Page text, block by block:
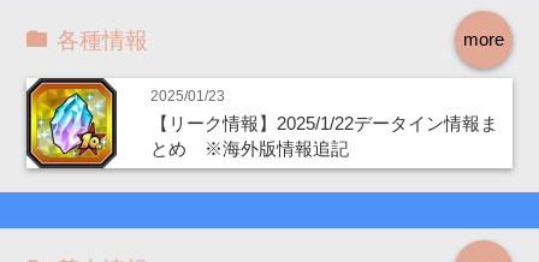
more
各種情報
2025/01/23
【リーク情報】2025/1/22データイン情報ま
とめ ※海外版情報追記